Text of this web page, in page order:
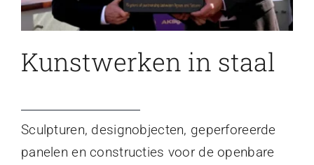
Kunstwerken in staal
Sculpturen, designobjecten, geperforeerde
panelen en constructies voor de openbare